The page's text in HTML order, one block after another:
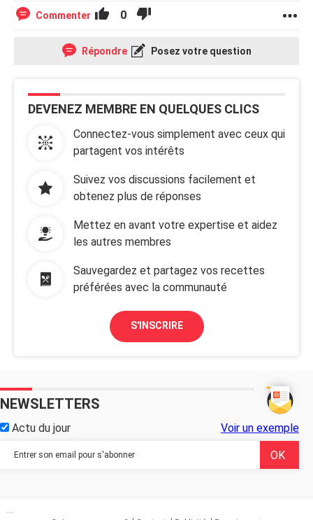
Commenter 0
Répondre Posez votre question
DEVENEZ MEMBRE EN QUELQUES CLICS
Connectez-vous simplement avec ceux qui
partagent vos intérêts
Suivez vos discussions facilement et
obtenez plus de réponses
Mettez en avant votre expertise et aidez
les autres membres
Sauvegardez et partagez vos recettes
préférées avec la communauté
S'INSCRIRE
NEWSLETTERS
Actu du jour Voir un exemple
...